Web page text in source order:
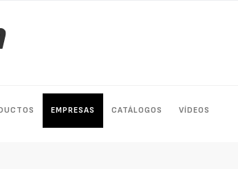
EMPRESAS CATÁLOGOS VÍDEOS